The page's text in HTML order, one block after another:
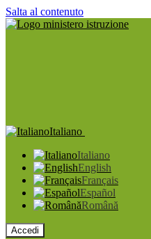
Salta al contenuto
Italiano
Italiano
English
Français
Español
Română
Accedi